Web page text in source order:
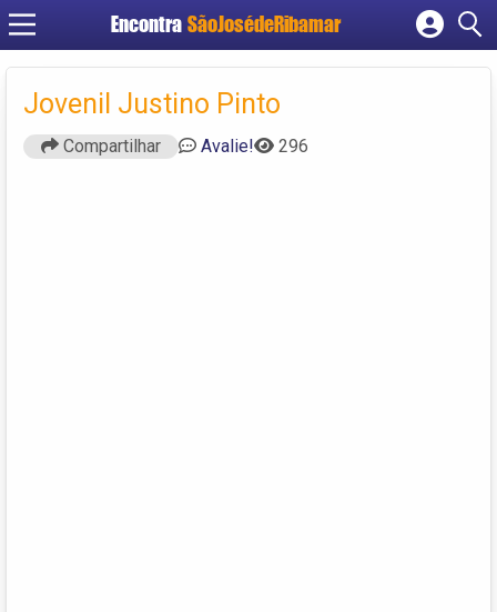
Encontra SãoJosédeRibamar
Cadastrar empresa
Criar conta
Jovenil Justino Pinto
Compartilhar Avalie! 296